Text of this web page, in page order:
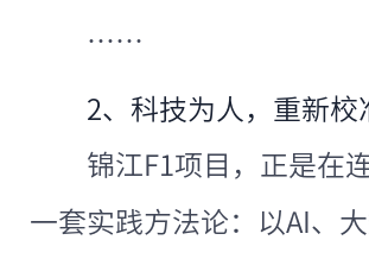
……
2、科技为人，重新
锦江F1项目，正是在
一套实践方法论：以AI、